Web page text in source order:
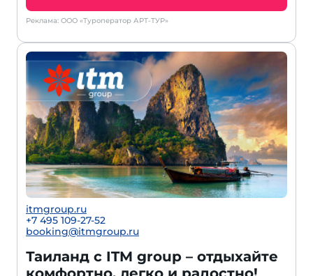
Реклама: ООО «Туроператор АРТ-ТУР»
itmgroup.ru
+7 495 109-27-52
booking@itmgroup.ru
Таиланд с ITM group – отдыхайте